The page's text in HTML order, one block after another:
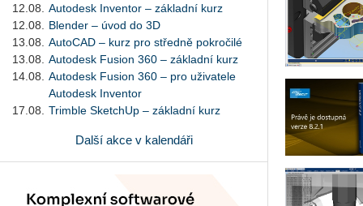
12.08.
Autodesk Inventor – základní kurz
12.08.
Blender – úvod do 3D
13.08.
AutoCAD – kurz pro středně pokročilé
13.08.
Autodesk Fusion 360 – základní kurz
14.08.
Autodesk Fusion 360 – pro uživatele
Autodesk Inventor
17.08.
Trimble SketchUp – základní kurz
Další akce v kalendáři